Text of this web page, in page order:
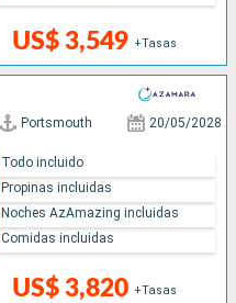
US$ 3,549 +Tasas
Portsmouth 20/05/2028
US$ 3,820 +Tasas
Todo incluido
Propinas incluidas
Noches AzAmazing incluidas
Comidas incluidas